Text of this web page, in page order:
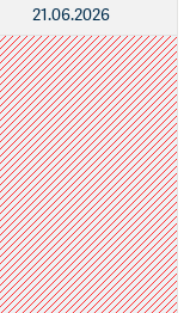
21.06.2026